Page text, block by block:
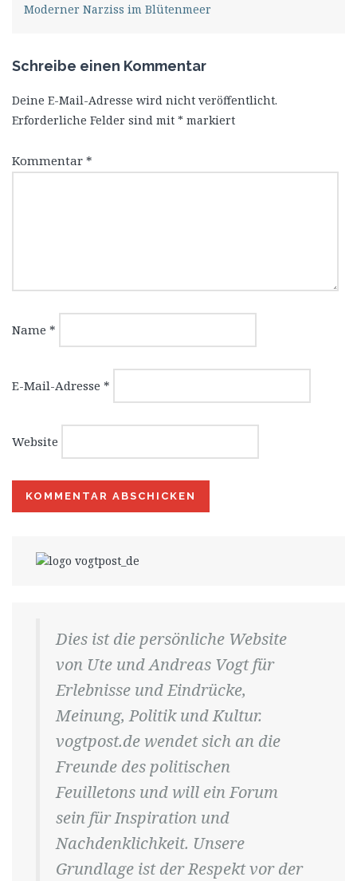
Moderner Narziss im Blütenmeer
Schreibe einen Kommentar
Deine E-Mail-Adresse wird nicht veröffentlicht.
Erforderliche Felder sind mit * markiert
Kommentar *
Name *
E-Mail-Adresse *
Website
Dies ist die persönliche Website
von Ute und Andreas Vogt für
Erlebnisse und Eindrücke,
Meinung, Politik und Kultur.
vogtpost.de wendet sich an die
Freunde des politischen
Feuilletons und will ein Forum
sein für Inspiration und
Nachdenklichkeit. Unsere
Grundlage ist der Respekt vor der